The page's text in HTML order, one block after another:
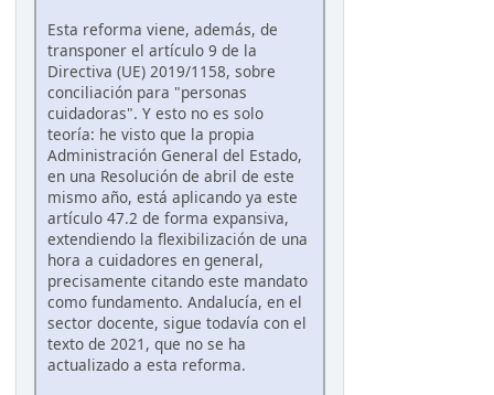
Esta reforma viene, además, de
transponer el artículo 9 de la
Directiva (UE) 2019/1158, sobre
conciliación para "personas
cuidadoras". Y esto no es solo
teoría: he visto que la propia
Administración General del Estado,
en una Resolución de abril de este
mismo año, está aplicando ya este
artículo 47.2 de forma expansiva,
extendiendo la flexibilización de una
hora a cuidadores en general,
precisamente citando este mandato
como fundamento. Andalucía, en el
sector docente, sigue todavía con el
texto de 2021, que no se ha
actualizado a esta reforma.